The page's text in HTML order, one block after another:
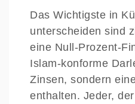
Das Wichtigste in
unterscheiden sind
eine Null-Prozent-
Islam-konforme
Zinsen, sondern
enthalten. Jeder,